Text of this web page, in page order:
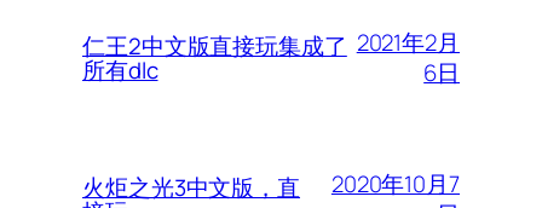
仁王2中文版直接玩集成了
所有dlc
2021年2月
6日
火炬之光3中文版，直
2020年10月7